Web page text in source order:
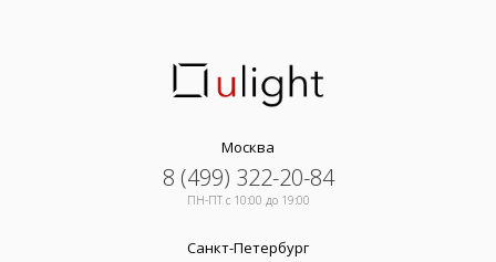
Москва
8 (499) 322-20-84
ПН-ПТ c 10:00 до 19:00
Санкт-Петербург